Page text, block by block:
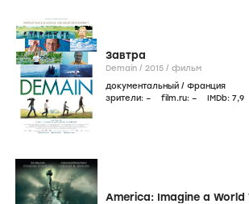
Завтра
Demain / 2015 / фильм
документальный / Франция
зрители: – film.ru: – IMDb: 7,9
America: Imagine a